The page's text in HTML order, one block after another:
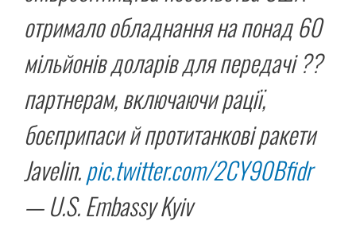
отримало обладнання на понад 60
мільйонів доларів для передачі ??
партнерам, включаючи рації,
боєприпаси й протитанкові ракети
Javelin.pic.twitter.com/2CY90Bfidr
— U.S. Embassy Kyiv